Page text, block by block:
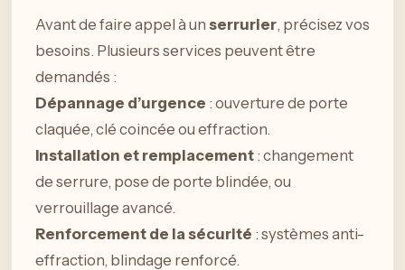
Avant de faire appel à un serrurier, précisez vos
besoins. Plusieurs services peuvent être
demandés :
Dépannage d’urgence : ouverture de porte
claquée, clé coincée ou effraction.
Installation et remplacement : changement
de serrure, pose de porte blindée, ou
verrouillage avancé.
Renforcement de la sécurité : systèmes anti-
effraction, blindage renforcé.